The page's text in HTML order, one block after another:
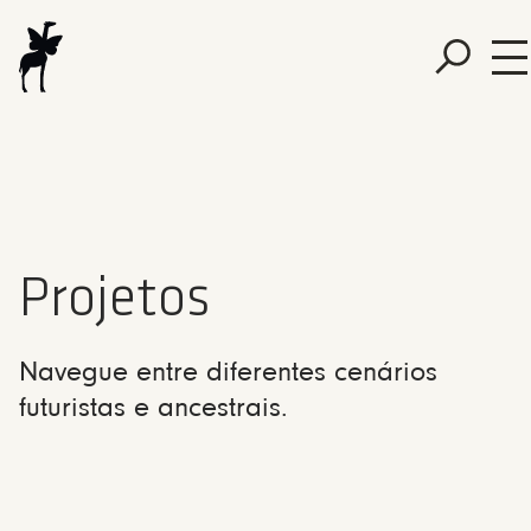
Projetos
Navegue entre diferentes cenários
futuristas e ancestrais.